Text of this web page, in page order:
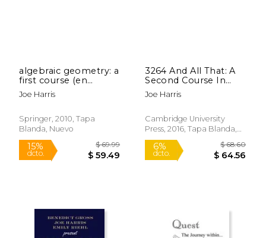
algebraic geometry: a
first course (en
Inglés)
Joe Harris
Springer, 2010, Tapa
Blanda, Nuevo
3264 And All That: A
Second Course In
Algebraic Geometry
(en Inglés)
Joe Harris
Cambridge University
Press, 2016, Tapa Blanda,
Nuevo